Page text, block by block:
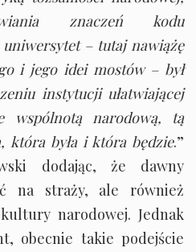
znaczeń kodu
– tutaj nawiążę
i jego idei mostów – był
instytucji ułatwiającej
wspólnotą narodową, tą
która była i która będzie.”
dodając, że dawny
na straży, ale również
narodowej. Jednak
obecnie takie podejście